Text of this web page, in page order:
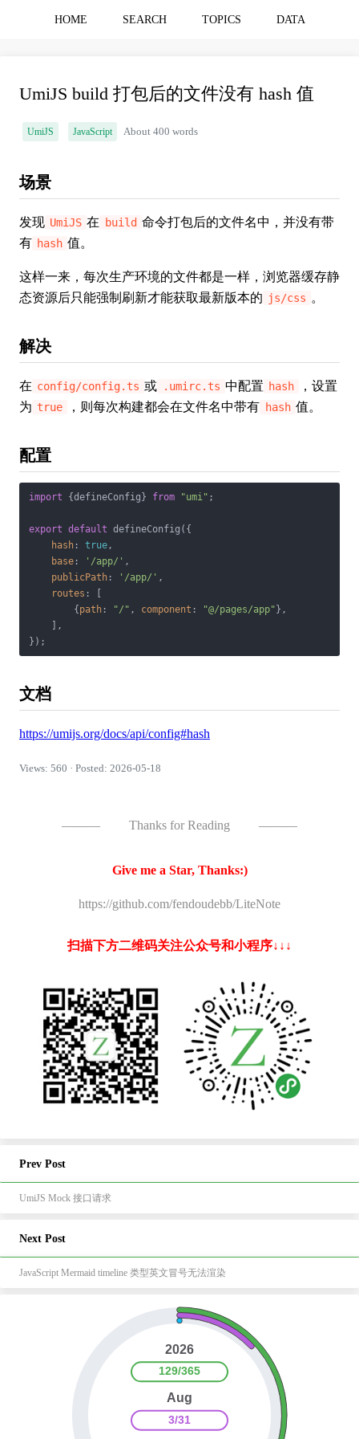
HOME SEARCH TOPICS DATA
UmiJS build 打包后的文件没有 hash 值
UmiJS JavaScript About 400 words
场景
发现 UmiJS 在 build 命令打包后的文件名中，并没有带
有 hash 值。
这样一来，每次生产环境的文件都是一样，浏览器缓存静
态资源后只能强制刷新才能获取最新版本的 js/css 。
解决
在 config/config.ts 或 .umirc.ts 中配置 hash
，设置
为 true ，则每次构建都会在文件名中带有 hash 值。
配置
import {defineConfig} from "umi" ;
export default defineConfig({
hash : true,
base : '/app/' ,
publicPath : '/app/' ,
routes : [
        {
path : "/" , component : "@/pages/app" },
    ],
文档
https://umijs.org/docs/api/config#hash
Views: 560 · Posted: 2026-05-18
——— Thanks for Reading ———
Give me a Star, Thanks:)
https://github.com/fendoudebb/LiteNote
扫描下方二维码关注公众号和小程序↓↓↓
Prev Post
UmiJS Mock 接口请求
Next Post
JavaScript Mermaid timeline 类型英文冒号无法渲染